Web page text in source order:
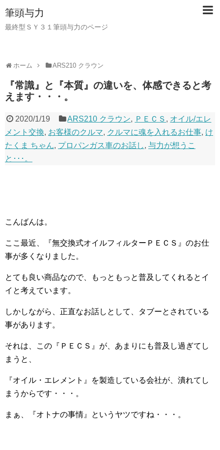
筆頭与力
最終型ＳＹ３１筆頭与力のページ
ホーム ARS210 クラウン
『常識』と『本質』の違いを、体感できると考
えます・・・。
2020/1/19 ARS210 クラウン, ＰＥＣＳ , オイル/エレ
メント交換, お客様のクルマ, クルマに魂を入れるお仕事, け
たくま ちゃん, プロパンガス車のお話し, 与力が想うこ
と･･･。
こんばんは。
ここ最近、『無交換式オイルフィルターＰＥＣＳ』のお仕
事が多くなりました。
とても良い商品なので、もっともっと普及してくれるとイ
イと考えています。
しかしながら、正直なお話しとして、タブーとされている
事があります。
それは、この『ＰＥＣＳ』が、あまりにも普及し過ぎてし
まうと、
『オイル・エレメント』を製造している会社が、潰れてし
まうからです・・・。
まぁ、『オトナの事情』というヤツですね・・・。